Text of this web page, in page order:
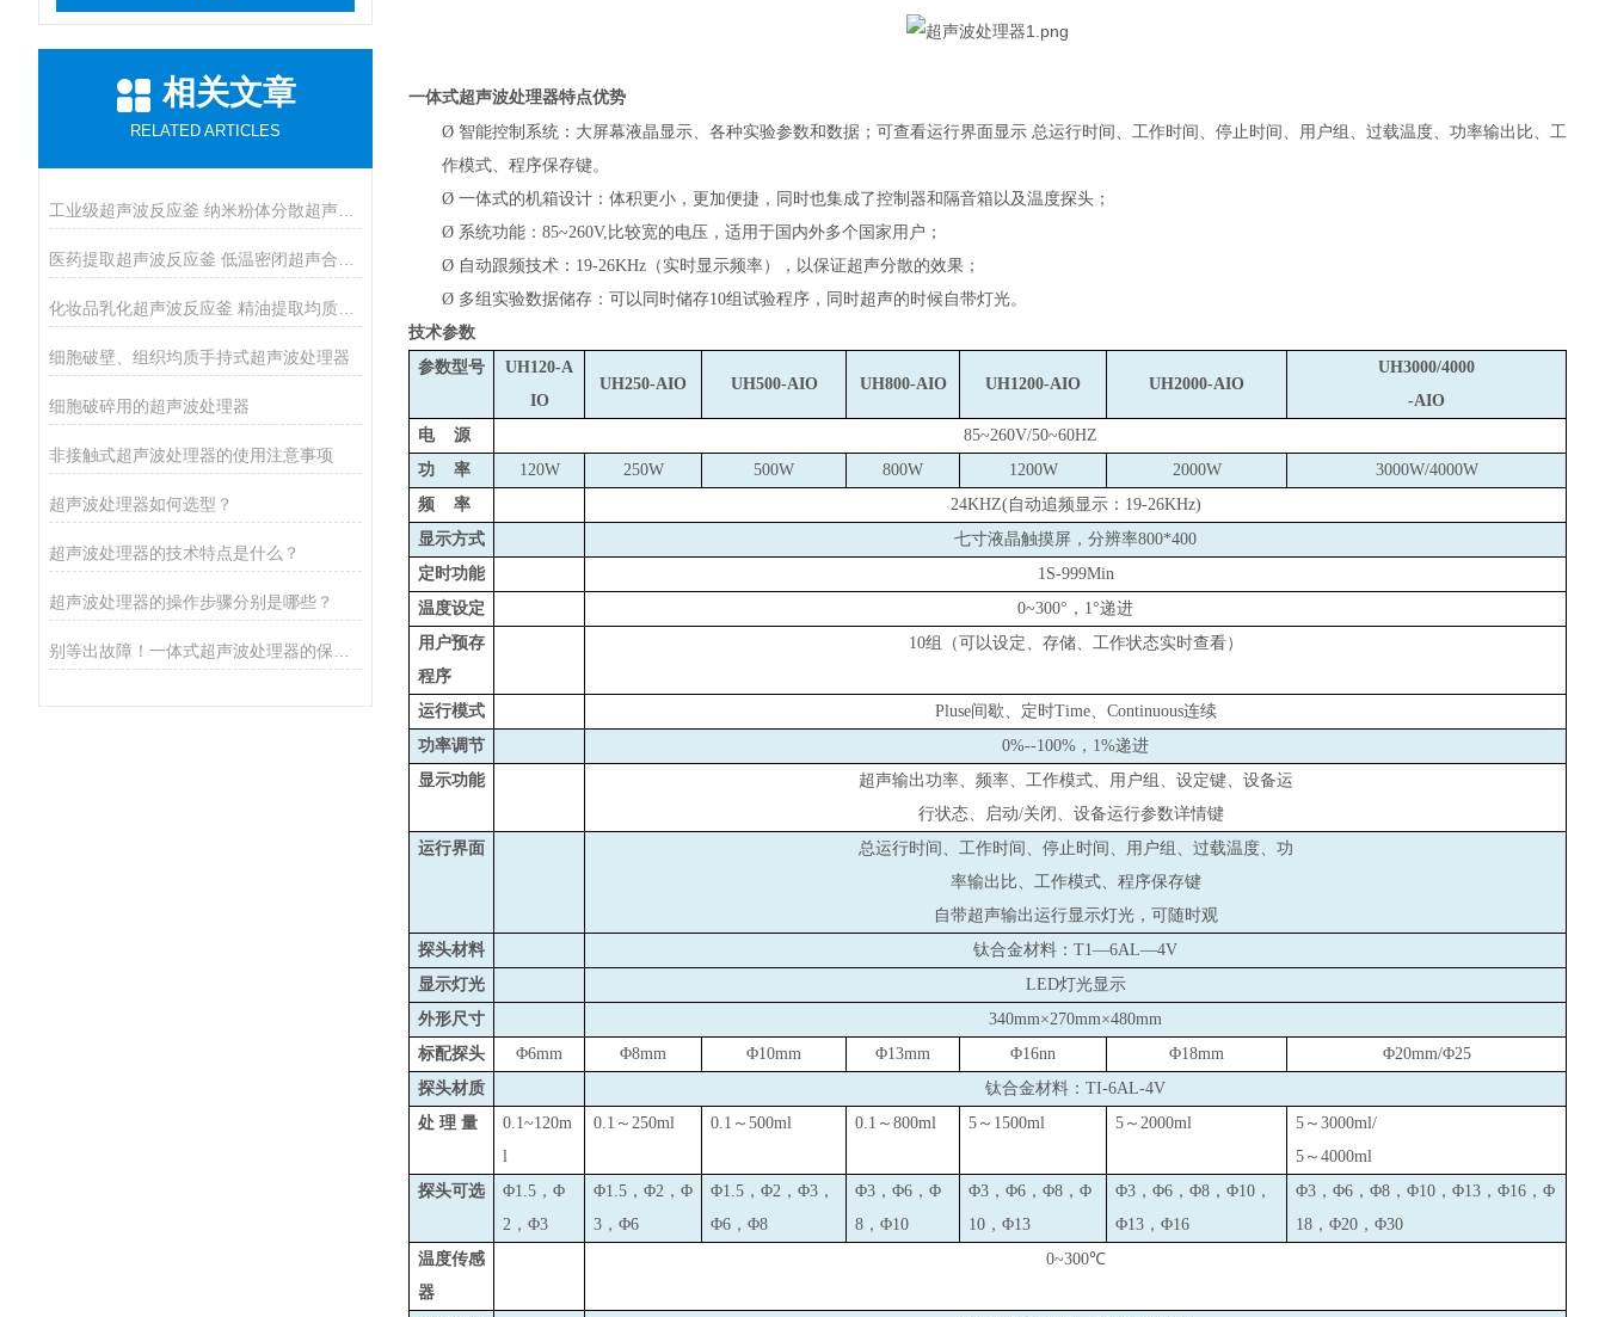
相关文章
RELATED ARTICLES
细胞破壁、组织均质手持式超声波处理器
细胞破碎用的超声波处理器
非接触式超声波处理器的使用注意事项
超声波处理器如何选型？
超声波处理器的技术特点是什么？
超声波处理器的操作步骤分别是哪些？
一体式超声波处理器特点优势
Ø 智能控制系统：大屏幕液晶显示、各种实验参数和数据； 可查看运行界面显示 总运行时间、工作时间、停止时间、用户组、过载温度、功率输出比、工
作模式、程序保存键。
Ø 一体式的机箱设计：体积更小，更加便捷，同时也集成了控制器和隔音箱以及温度探头；
Ø 系统功能：85~260V,比较宽的电压，适用于国内外多个国家用户；
Ø 自动跟频技术：19-26KHz（实时显示频率），以保证超声分散的效果；
Ø 多组实验数据储存：可以同时储存10组试验程序，同时超声的时候自带灯光。
技术参数
参数型号
UH120-A
IO
UH250-AIO UH500-AIO UH800-AIO UH1200-AIO UH2000-AIO
UH3000/4000
-AIO
电 源
85~260V/50~60HZ
功 率
120W 250W 500W 800W 1200W 2000W
3000W/4000W
频 率
24KHZ( 自动追频显示： 19-26KHz)
显示方式
七寸液晶触摸屏，分辨率800*400
定时功能
1S-999Min
温度设定
0~300°，1°递进
用户预存
程序
10组（可以设定、存储、工作状态实时查看）
运行模式 Pluse间歇、定时Time、Continuous连续
功率调节
0%--100% ，1%递进
显示功能
超声输出功率、频率、工作模式、用户组、设定键、设备运
行状态、启动/关闭、设备运行参数详情键
运行界面
总运行时间、工作时间、停止时间、用户组、过载温度、功
率输出比、工作模式、程序保存键
自带超声输出运行显示灯光，可随时观
探头材料
钛合金材料：T1—6AL—4V
显示灯光
LED灯光显示
外形尺寸
340mm×270mm×480mm
标配探头
Φ6mm Φ8mm Φ10mm Φ13mm Φ16nn Φ18mm
Φ20mm/Φ25
探头材质
钛合金材料：TI-6AL-4V
处 理 量
0.1~120m
l
0.1 ～250ml 0.1 ～500ml 0.1 ～800ml 5 ～1500ml 5 ～2000ml 5 ～3000ml/
5 ～4000ml
探头可选
Φ1.5，Φ
2，Φ3
Φ1.5，Φ2，Φ
3，Φ6
Φ1.5，Φ2，Φ3，
Φ6，Φ8
Φ3，Φ6，Φ
8，Φ10
Φ3，Φ6，Φ8，Φ
10，Φ13
Φ3，Φ6，Φ8，Φ10，
Φ13，Φ16
Φ3，Φ6，Φ8，Φ10，Φ13，Φ16，Φ
18，Φ20，Φ30
温度传感
器
0~300℃